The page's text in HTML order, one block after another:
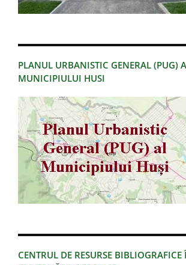
PLANUL URBANISTIC GENERAL (PUG)
MUNICIPIULUI HUSI
CENTRUL DE RESURSE